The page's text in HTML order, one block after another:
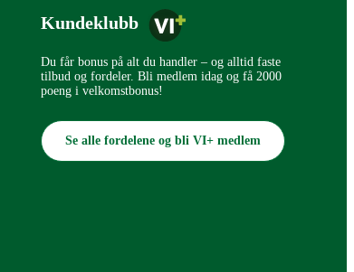
Kundeklubb
Du får bonus på alt du handler – og alltid faste
tilbud og fordeler. Bli medlem idag og få 2000
poeng i velkomstbonus!
Se alle fordelene og bli VI+ medlem